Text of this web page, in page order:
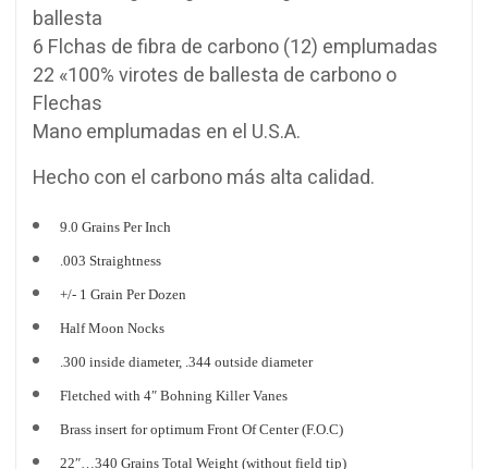
ballesta
6 Flchas de fibra de carbono(12) emplumadas
22 «100%virotes de ballesta de carbonoo
Flechas
Manoemplumadas en el U.S.A.
Hecho con el carbonomás alta calidad.
9.0 Grains Per Inch
.003 Straightness
+/- 1 Grain Per Dozen
Half Moon Nocks
.300 inside diameter, .344 outside diameter
Fletched with 4″ Bohning Killer Vanes
Brass insert for optimum Front Of Center (F.O.C)
22″…340 Grains Total Weight (without field tip)